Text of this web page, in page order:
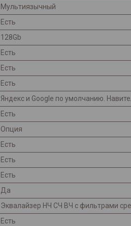
Мультиязычный
Есть
128Gb
Есть
Есть
Есть
Яндекс и Googlе по умолчанию.
Есть
Опция
Есть
Есть
Есть
Да
Эквалайзер НЧ СЧ ВЧ с фильтрами
Есть